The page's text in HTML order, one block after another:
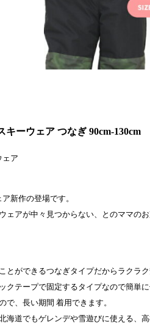
キーウェア つなぎ 90cm-130cm
ェア
新作の登場です。
ェアが中々見つからない、とのママの
とができるつなぎタイプだからラクラク
クテープで固定するタイプなので簡単
で、長い期間 着用できます。
海道でもゲレンデや雪遊びに使える、